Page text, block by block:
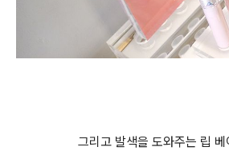
그리고 발색을 도와주는 립